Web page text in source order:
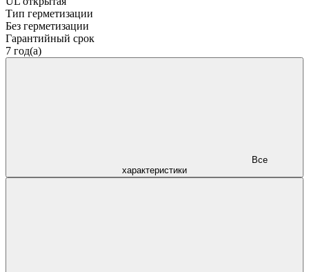
Тип герметизации
Без герметизации
Гарантийный срок
7 год(а)
характеристики